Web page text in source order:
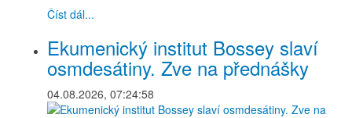
Číst dál...
Ekumenický institut Bossey slaví
osmdesátiny. Zve na přednášky
04.08.2026, 07:24:58